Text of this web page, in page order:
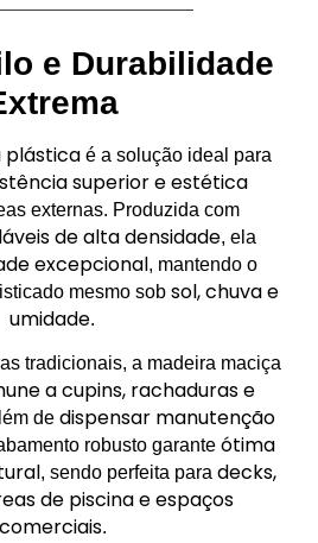
e Durabilidade
plástica é a solução ideal para
superior e estética
externas. Produzida com
de alta densidade, ela
excepcional, mantendo o
mesmo sob sol, chuva e
umidade.
tradicionais, a madeira maciça
a cupins, rachaduras e
de dispensar manutenção
robusto garante ótima
, sendo perfeita para decks,
de piscina e espaços
comerciais.